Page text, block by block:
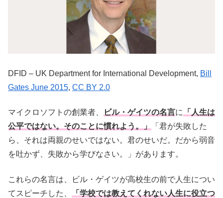
DFID – UK Department for International Development, Bill
Gates June 2015, CC BY 2.0
マイクロソフトの創業者、 ビル・ゲイツの名言に
「人生は
公平ではない。そのことに慣れよう。」
「君が失敗した
ら、それは両親のせいではない。君のせいだ。だから弱音
を吐かず、失敗から学びなさい。」があります。
これらの名言は、ビル・ゲイツが高校生の前で人生につい
てスピーチした、
「学校では教えてくれない人生に役立つ